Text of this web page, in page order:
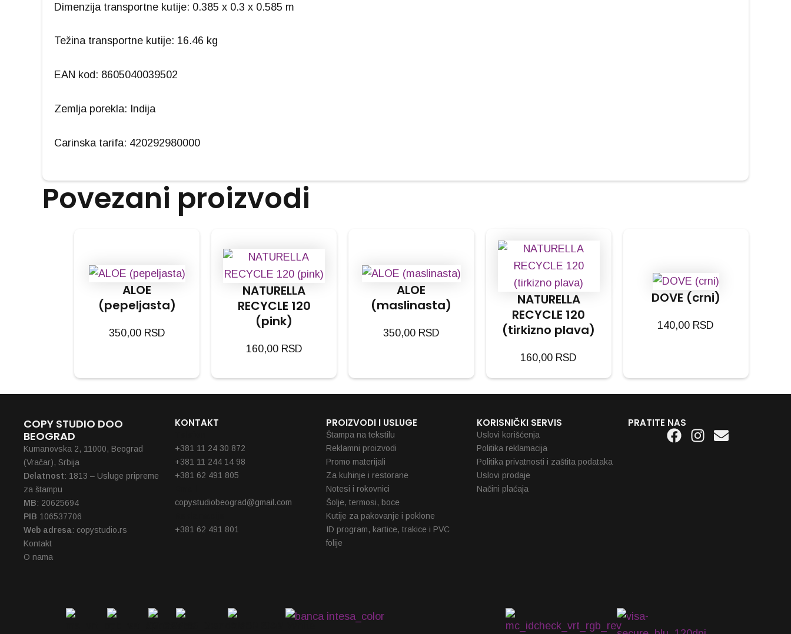
Dimenzija transportne kutije: 0.385 x 0.3 x 0.585 m
Težina transportne kutije: 16.46 kg
EAN kod: 8605040039502
Zemlja porekla: Indija
Carinska tarifa: 420292980000
Povezani proizvodi
ALOE
(pepeljasta)
350,00 RSD
NATURELLA
RECYCLE 120
(pink)
160,00 RSD
ALOE
(maslinasta)
350,00 RSD
NATURELLA
RECYCLE 120
(tirkizno plava)
160,00 RSD
DOVE (crni)
140,00 RSD
COPY STUDIO DOO
BEOGRAD
Kumanovska 2, 11000, Beograd
(Vračar), Srbija
Delatnost: 1813 – Usluge pripreme
za štampu
MB: 20625694
PIB 106537706
Web adresa: copystudio.rs
Kontakt
O nama
KONTAKT
+381 11 24 30 872
+381 11 244 14 98
+381 62 491 805
copystudiobeograd@gmail.com
+381 62 491 801
PROIZVODI I USLUGE
Štampa na tekstilu
Reklamni proizvodi
Promo materijali
Za kuhinje i restorane
Notesi i rokovnici
Šolje, termosi, boce
Kutije za pakovanje i poklone
ID program, kartice, trakice i PVC
folije
KORISNIČKI SERVIS
Uslovi korišćenja
Politika reklamacija
Politika privatnosti i zaštita podataka
Uslovi prodaje
Načini plaćaja
PRATITE NAS
Facebook
Instagram
Envelope